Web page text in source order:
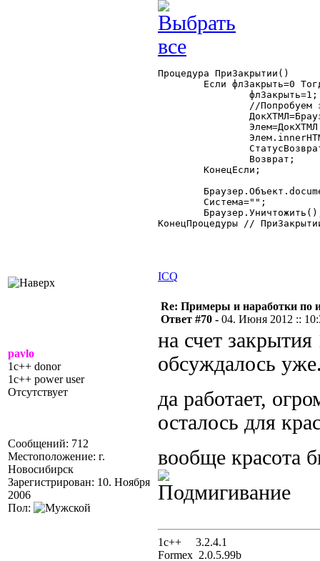
Процедура ПриЗакрытии()
КонецПроцедуры //
ICQ
pavlo
1c++ donor
1c++ power user
Отсутствует
Сообщений: 712
Местоположение: г.
Новосибирск
Зарегистрирован: 10. Ноября
2006
Пол:
Re: Примеры и наработки по
Ответ #70 - 04. Июня 2012 ::
на счет
обсуждалось
да работает,
осталось для
вообще красота
1с++ 3.2.4.1
Formex 2.0.5.99b